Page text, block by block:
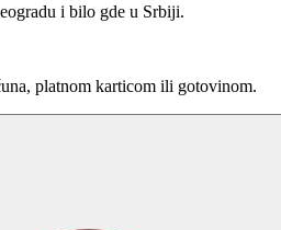
i bilo gde u Srbiji.
platnom karticom ili gotovinom.